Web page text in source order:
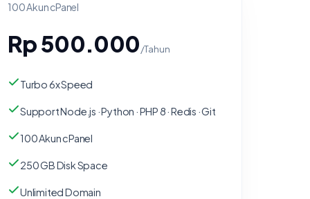
100 Akun cPanel
Rp 500.000/Tahun
Turbo 6x Speed
Support Node.js · Python · PHP 8 · Redis · Git
100 Akun cPanel
250 GB Disk Space
Unlimited Domain